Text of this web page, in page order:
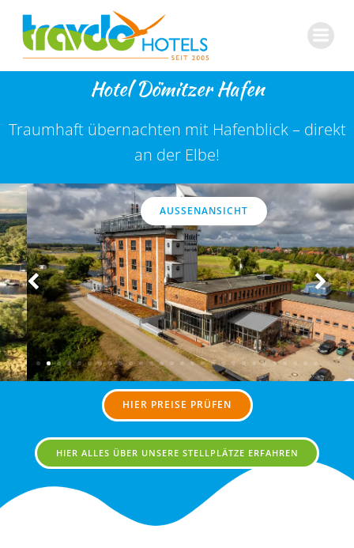
springen
Hotel Dömitzer Hafen
Traumhaft übernachten mit Hafenblick – direkt
an der Elbe!
AUSSENANSICHT
HIER PREISE PRÜFEN
HIER ALLES ÜBER UNSERE STELLPLÄTZE ERFAHREN